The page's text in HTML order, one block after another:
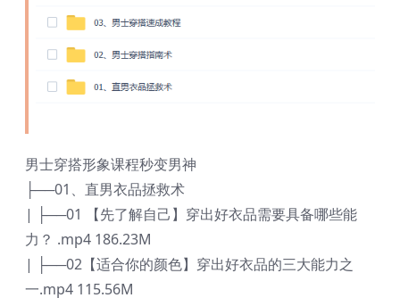
男士穿搭形象课程秒变男神
├──01、直男衣品拯救术
| ├──01 【先了解自己】穿出好衣品需要具备哪些能
力？ .mp4 186.23M
| ├──02【适合你的颜色】穿出好衣品的三大能力之
一.mp4 115.56M